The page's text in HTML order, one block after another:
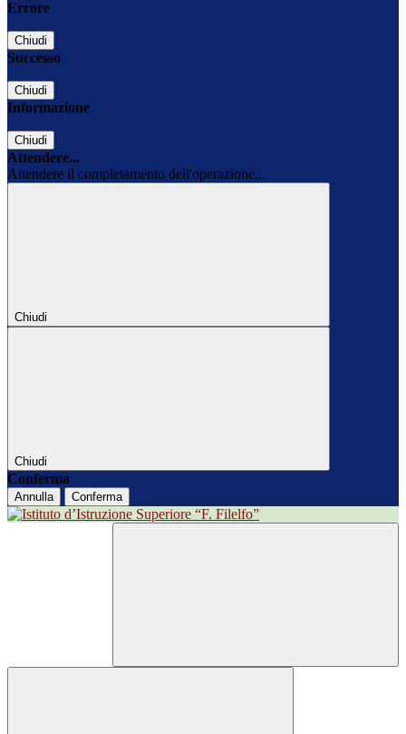
Errore
Chiudi
Successo
Chiudi
Informazione
Chiudi
Attendere...
Attendere il completamento dell'operazione...
Chiudi
Chiudi
Conferma
Annulla Conferma